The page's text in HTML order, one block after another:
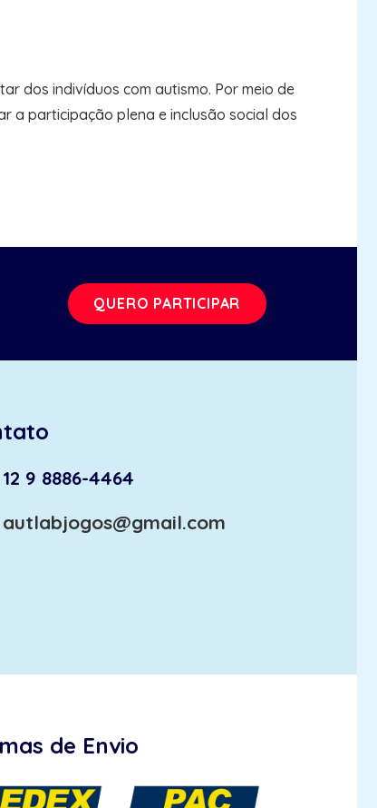
dos indivíduos com autismo. Por meio de
a participação plena e inclusão social dos
QUERO PARTICIPAR
12 9 8886-4464
autlabjogos@gmail.com
de Envio